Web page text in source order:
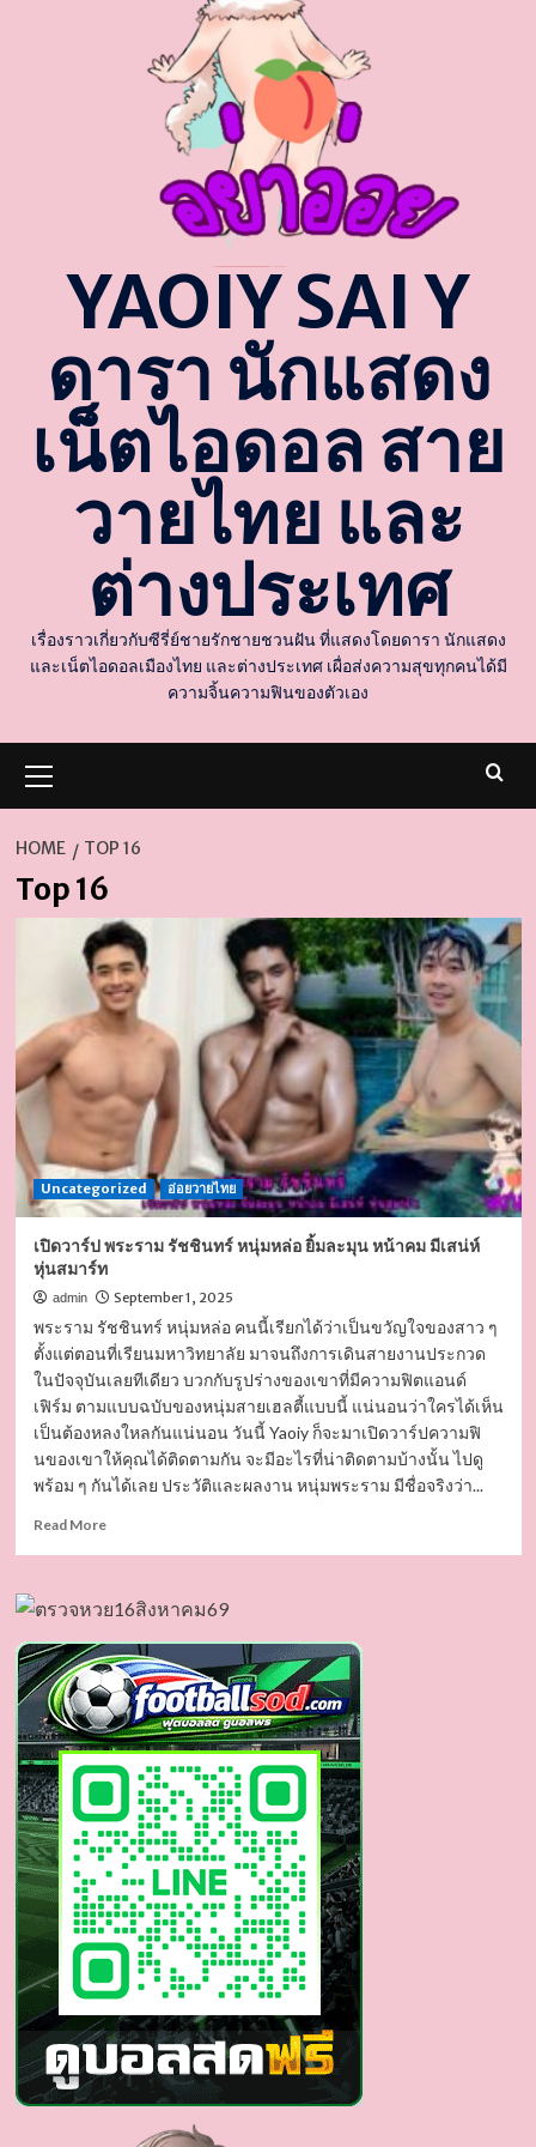
YAOIY SAI Y
ดารา นักแสดง
เน็ตไอดอล สาย
วายไทย และ
ต่างประเทศ
เรื่องราวเกี่ยวกับซีรี่ย์ชายรักชายชวนฝัน ที่แสดงโดยดารา นักแสดง
และเน็ตไอดอลเมืองไทย และต่างประเทศ เผื่อส่งความสุขทุกคนได้มี
ความจิ้นความฟินของตัวเอง
Menu
HOME TOP 16
Top 16
Uncategorized อ่อยวายไทย
เปิดวาร์ป พระราม รัชชินทร์ หนุ่มหล่อ ยิ้มละมุน หน้าคม มีเสน่ห์
หุ่นสมาร์ท
admin September 1, 2025
พระราม รัชชินทร์ หนุ่มหล่อ คนนี้เรียกได้ว่าเป็นขวัญใจของสาว ๆ
ตั้งแต่ตอนที่เรียนมหาวิทยาลัย มาจนถึงการเดินสายงานประกวด
ในปัจจุบันเลยทีเดียว บวกกับรูปร่างของเขาที่มีความฟิตแอนด์
เฟิร์ม ตามแบบฉบับของหนุ่มสายเฮลตี้แบบนี้ แน่นอนว่าใครได้เห็น
เป็นต้องหลงใหลกันแน่นอน วันนี้ Yaoiy ก็จะมาเปิดวาร์ปความฟิ
นของเขาให้คุณได้ติดตามกัน จะมีอะไรที่น่าติดตามบ้างนั้น ไปดู
พร้อม ๆ กันได้เลย ประวัติและผลงาน หนุ่มพระราม มีชื่อจริงว่า...
Read MoreRead
วาร์
พระราม
รัช
ชิ
นทร์
หนุ่ม
หล่อ
ยิ้ม
ละมุน
หน้า
คม
เสน่ห์
หุ่น
สมา
ร์ท